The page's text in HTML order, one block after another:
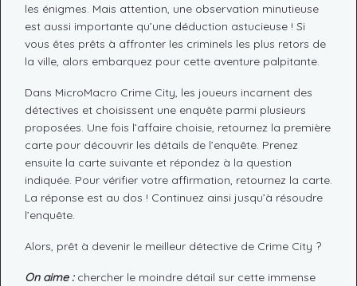
les énigmes. Mais attention, une observation minutieuse
est aussi importante qu’une déduction astucieuse ! Si
vous êtes prêts à affronter les criminels les plus retors de
la ville, alors embarquez pour cette aventure palpitante.
Dans MicroMacro Crime City, les joueurs incarnent des
détectives et choisissent une enquête parmi plusieurs
proposées. Une fois l’affaire choisie, retournez la première
carte pour découvrir les détails de l’enquête. Prenez
ensuite la carte suivante et répondez à la question
indiquée. Pour vérifier votre affirmation, retournez la carte.
La réponse est au dos ! Continuez ainsi jusqu’à résoudre
l’enquête.
Alors, prêt à devenir le meilleur détective de Crime City ?
On aime :chercher le moindre détail sur cette immense